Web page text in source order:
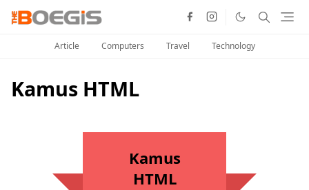
Article Computers Travel Technology
Kamus HTML
Kamus
HTML